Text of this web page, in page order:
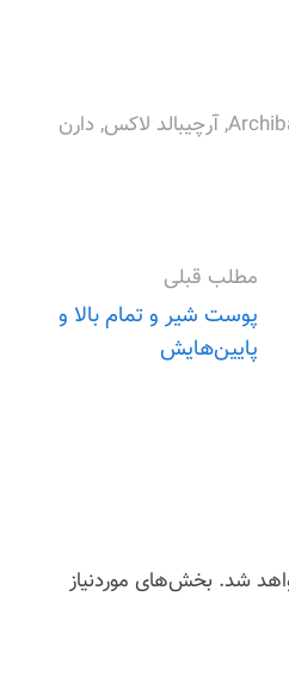
,آرچیبالد لاکس, دارن
مطلب قبلی
پوست شیر و تمام بالا و
پایین‌هایش
شد. بخش‌های موردنیاز